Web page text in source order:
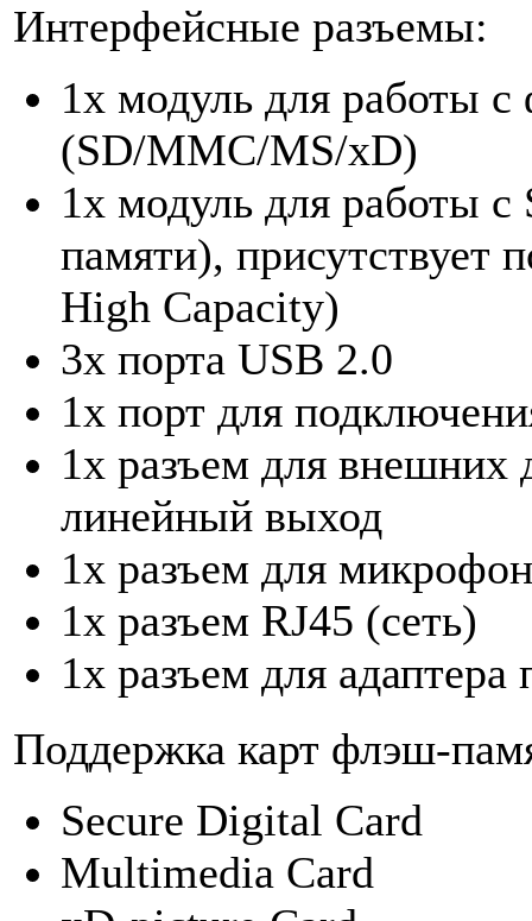
Интерфейсные разъемы:
1х модуль для работы
(SD/MMC/MS/xD)
1х модуль для работы
памяти), присутствует
High Capacity)
3x порта USB 2.0
1x порт для
1x разъем для внешних
линейный выход
1x разъем для
1x разъем RJ45 (сеть)
1x разъем для адаптера
Поддержка карт флэш-
Secure Digital Card
Multimedia Card